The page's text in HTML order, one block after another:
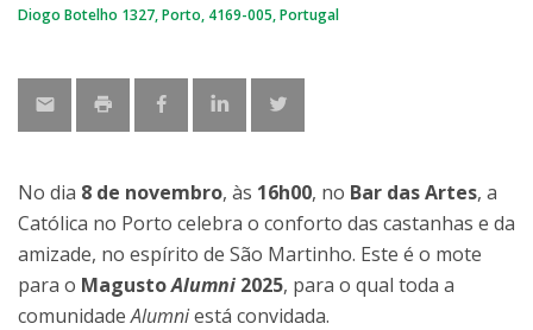
Diogo Botelho 1327 Porto 4169-005 Portugal
No dia 8 de novembro, às 16h00, no Bar das Artes, a
Católica no Porto celebra o conforto das castanhas e da
amizade, no espírito de São Martinho. Este é o mote
para o MagustoAlumni 2025, para o qual toda a
comunidadeAlumniestá convidada.